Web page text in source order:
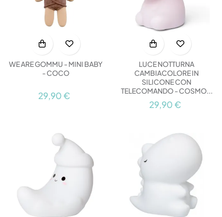
WE ARE GOMMU - MINI BABY
- COCO
29,90 €
LUCE NOTTURNA
CAMBIACOLORE IN
SILICONE CON
TELECOMANDO - COSMO...
29,90 €